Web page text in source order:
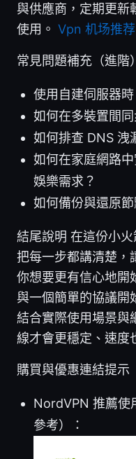
與供應商，定期更新
使用。 Vpn 机场推
常見問題補充（進階）
使用自建伺服器
如何在多裝置間
如何排查 DNS 洩
如何在家庭網路
娛樂需求？
如何備份與還原
結尾說明 在這份小
把每一步都講清楚，
你想要更有信心地開
與一個簡單的協議開
結合實際使用場景與
線才會更穩定、速度
購買與優惠連結提示
NordVPN 推薦使
參考）：